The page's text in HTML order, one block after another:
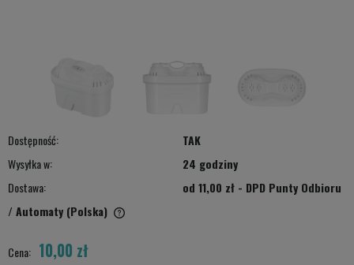
Dostępność:
TAK
Wysyłka w:
24 godziny
Dostawa:
od 11,00 zł - DPD Punty Odbioru
/ Automaty (Polska)
Cena nie zawiera ewentualnych kosztów płatności
Cena: 10,00 zł